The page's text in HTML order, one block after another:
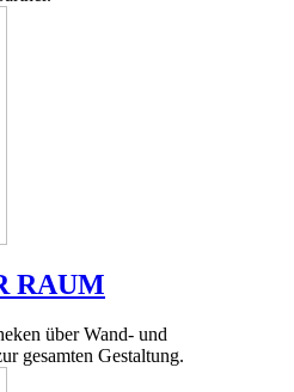
RAUM
über Wand- und
gesamten Gestaltung.